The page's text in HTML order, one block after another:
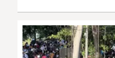
INSÓLITAS